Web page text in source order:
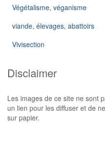
Végétalisme, véganisme
viande, élevages, abattoirs
Vivisection
Disclaimer
Les images de ce site ne sont
un lien pour les diffuser et de
sur papier.